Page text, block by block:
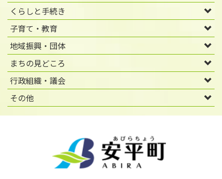
くらしと手続き
子育て・教育
地域振興・団体
まちの見どころ
行政組織・議会
その他